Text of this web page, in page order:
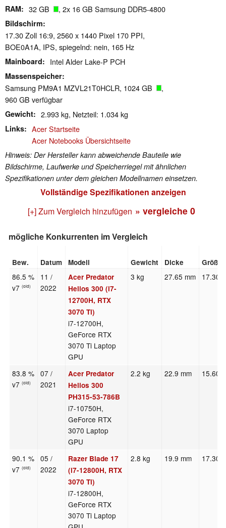
RAM 32 GB , 2x 16 GB Samsung DDR5-4800
Bildschirm
17.30 Zoll 16:9, 2560 x 1440 Pixel 170 PPI,
BOE0A1A, IPS, spiegelnd: nein, 165 Hz
Mainboard Intel Alder Lake-P PCH
Massenspeicher
Samsung PM9A1 MZVL21T0HCLR, 1024 GB
,
960 GB verfügbar
Gewicht 2.993 kg, Netzteil: 1.034 kg
Links
Acer Startseite
Acer Notebooks Übersichtseite
Hinweis: Der Hersteller kann abweichende Bauteile wie
Bildschirme, Laufwerke und Speicherriegel mit ähnlichen
Spezifikationen unter dem gleichen Modellnamen einsetzen.
Vollständige Spezifikationen anzeigen
[+] Zum Vergleich hinzufügen » vergleiche 0
mögliche Konkurrenten im Vergleich
Bew. Datum Modell Gewicht Dicke Größe
86.5 %
v7(old)
11 /
2022
Acer Predator
Helios 300 (i7-
12700H, RTX
3070 Ti)
i7-12700H,
GeForce RTX
3070 Ti Laptop
GPU
3 kg 27.65 mm 17.30"
83.8 %
v7(old)
07 /
2021
Acer Predator
Helios 300
PH315-53-786B
i7-10750H,
GeForce RTX
3070 Laptop
GPU
2.2 kg 22.9 mm 15.60"
90.1 %
v7(old)
05 /
2022
Razer Blade 17
(i7-12800H, RTX
3070 Ti)
i7-12800H,
GeForce RTX
3070 Ti Laptop
2.8 kg 19.9 mm 17.30"